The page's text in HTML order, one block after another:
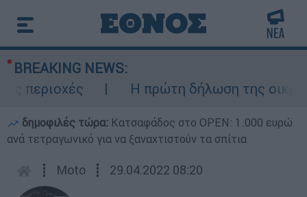
BREAKING NEWS:
Η πρώτη δήλωση της
δημοφιλές τώρα: Κατσαφάδος στο OPEN: 1.000 ευρώ
ανά τετραγωνικό για να ξαναχτιστούν τα σπίτια
┋ Moto ┋ 29.04.2022 08:20